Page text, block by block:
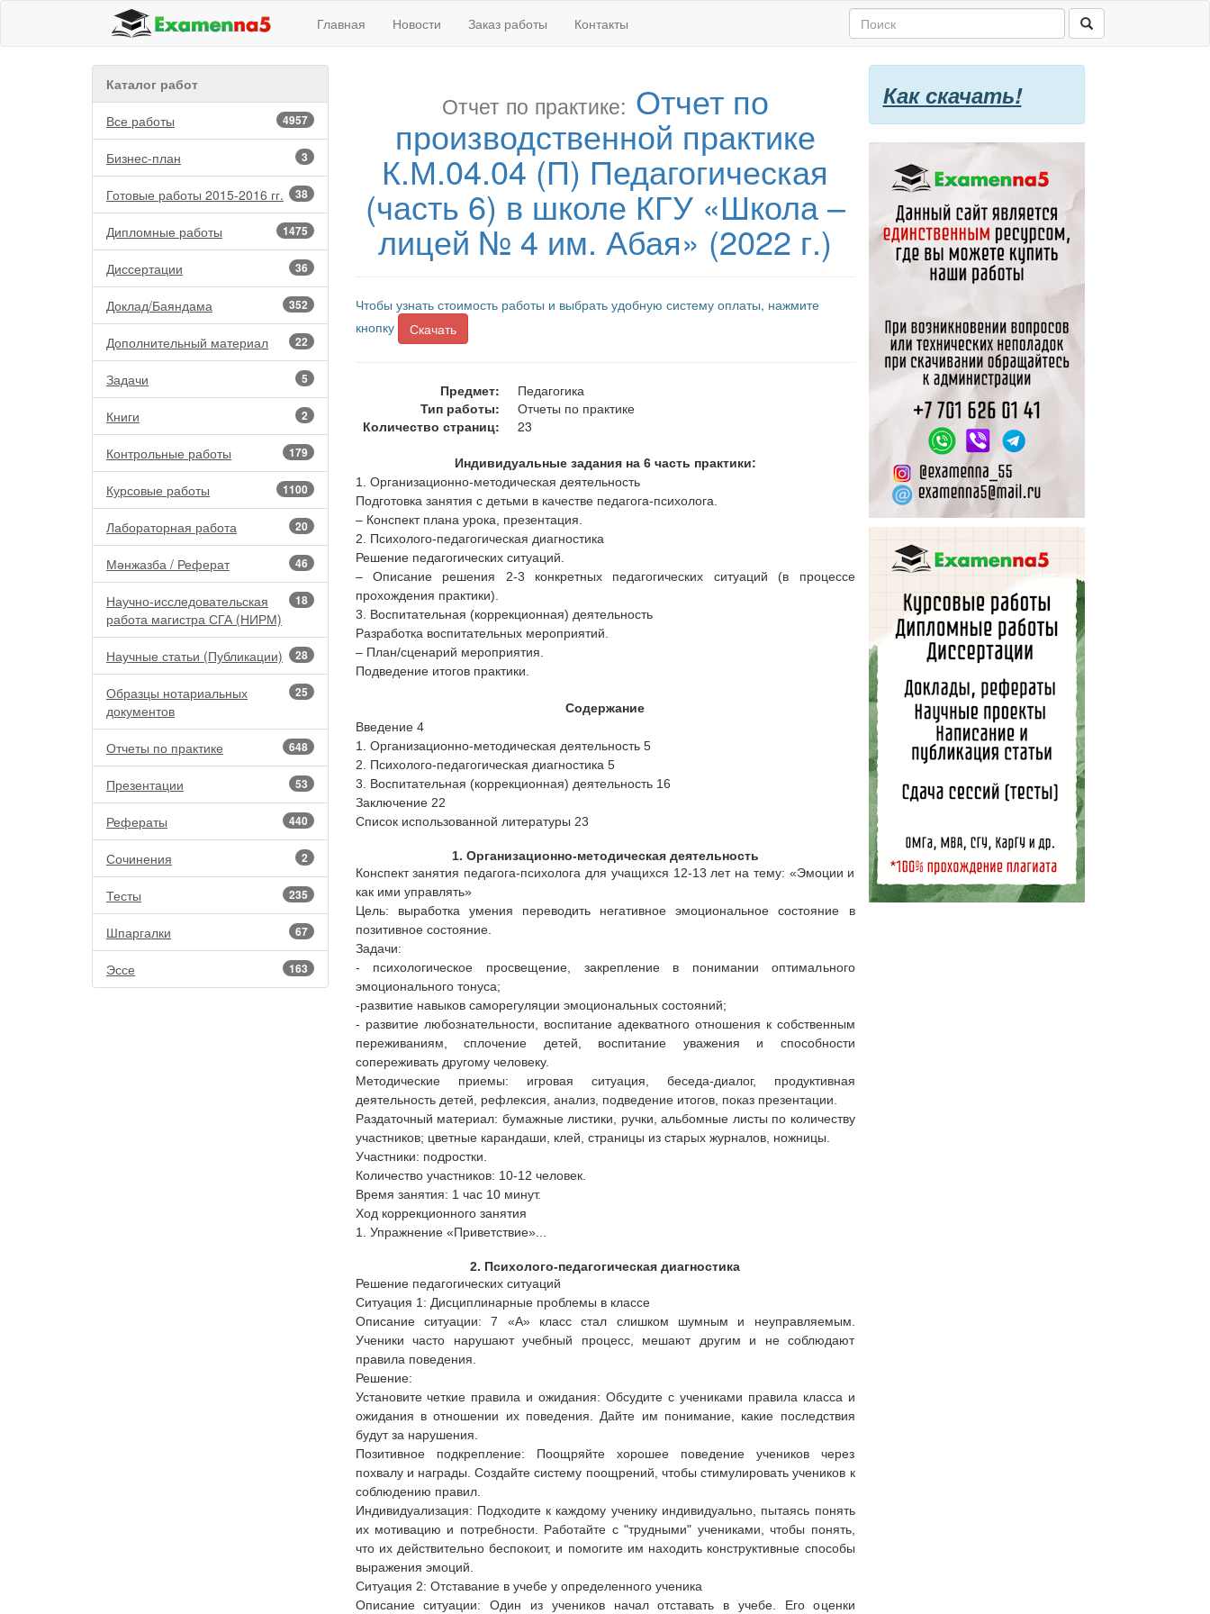
Главная Новости Заказ работы Контакты
Каталог работ
4957
Все работы
3
Бизнес-план
38
Готовые работы 2015-2016 гг.
1475
Дипломные работы
36
Диссертации
352
Доклад/Баяндама
22
Дополнительный материал
5
Задачи
2
Книги
179
Контрольные работы
1100
Курсовые работы
20
Лабораторная работа
46
Мәнжазба / Реферат
18
Научно-исследовательская
работа магистра СГА (НИРМ)
28
Научные статьи (Публикации)
25
Образцы нотариальных
документов
648
Отчеты по практике
53
Презентации
440
Рефераты
2
Сочинения
235
Тесты
67
Шпаргалки
163
Эссе
Отчет по практике: Отчет по
производственной практике
К.М.04.04 (П) Педагогическая
(часть 6) в школе КГУ «Школа –
лицей № 4 им. Абая» (2022 г.)
Чтобы узнать стоимость работы и выбрать удобную систему оплаты, нажмите
кнопку
Скачать
Предмет:
Педагогика
Тип работы:
Отчеты по практике
Количество страниц:
23
Индивидуальные задания на 6 часть практики:
1. Организационно-методическая деятельность
Подготовка занятия с детьми в качестве педагога-психолога.
– Конспект плана урока, презентация.
2. Психолого-педагогическая диагностика
Решение педагогических ситуаций.
– Описание решения 2-3 конкретных педагогических ситуаций (в процессе
прохождения практики).
3. Воспитательная (коррекционная) деятельность
Разработка воспитательных мероприятий.
– План/сценарий мероприятия.
Подведение итогов практики.
Содержание
Введение 4
1. Организационно-методическая деятельность 5
2. Психолого-педагогическая диагностика 5
3. Воспитательная (коррекционная) деятельность 16
Заключение 22
Список использованной литературы 23
1. Организационно-методическая деятельность
Конспект занятия педагога-психолога для учащихся 12-13 лет на тему: «Эмоции и
как ими управлять»
Цель: выработка умения переводить негативное эмоциональное состояние в
позитивное состояние.
Задачи:
- психологическое просвещение, закрепление в понимании оптимального
эмоционального тонуса;
-развитие навыков саморегуляции эмоциональных состояний;
- развитие любознательности, воспитание адекватного отношения к собственным
переживаниям, сплочение детей, воспитание уважения и способности
сопереживать другому человеку.
Методические приемы: игровая ситуация, беседа-диалог, продуктивная
деятельность детей, рефлексия, анализ, подведение итогов, показ презентации.
Раздаточный материал: бумажные листики, ручки, альбомные листы по количеству
участников; цветные карандаши, клей, страницы из старых журналов, ножницы.
Участники: подростки.
Количество участников: 10-12 человек.
Время занятия: 1 час 10 минут.
Ход коррекционного занятия
1. Упражнение «Приветствие»...
2. Психолого-педагогическая диагностика
Решение педагогических ситуаций
Ситуация 1: Дисциплинарные проблемы в классе
Описание ситуации: 7 «А» класс стал слишком шумным и неуправляемым.
Ученики часто нарушают учебный процесс, мешают другим и не соблюдают
правила поведения.
Решение:
Установите четкие правила и ожидания: Обсудите с учениками правила класса и
ожидания в отношении их поведения. Дайте им понимание, какие последствия
будут за нарушения.
Позитивное подкрепление: Поощряйте хорошее поведение учеников через
похвалу и награды. Создайте систему поощрений, чтобы стимулировать учеников к
соблюдению правил.
Индивидуализация: Подходите к каждому ученику индивидуально, пытаясь понять
их мотивацию и потребности. Работайте с "трудными" учениками, чтобы понять,
что их действительно беспокоит, и помогите им находить конструктивные способы
выражения эмоций.
Ситуация 2: Отставание в учебе у определенного ученика
Описание ситуации: Один из учеников начал отставать в учебе. Его оценки
Как скачать!